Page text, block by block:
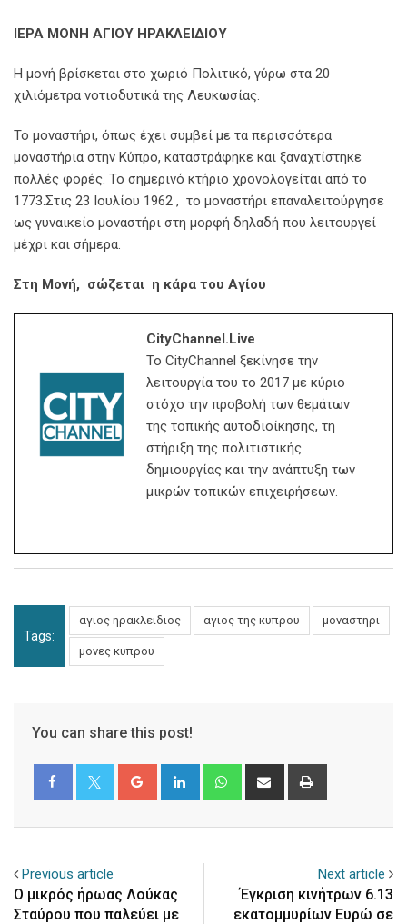
ΙΕΡΑ ΜΟΝΗ ΑΓΙΟΥ ΗΡΑΚΛΕΙΔΙΟΥ
Η μονή βρίσκεται στο χωριό Πολιτικό, γύρω στα 20
χιλιόμετρα νοτιοδυτικά της Λευκωσίας.
Το μοναστήρι, όπως έχει συμβεί με τα περισσότερα
μοναστήρια στην Κύπρο, καταστράφηκε και ξαναχτίστηκε
πολλές φορές. Το σημερινό κτήριο χρονολογείται από το
1773.Στις 23 Ιουλίου 1962 , το μοναστήρι επαναλειτούργησε
ως γυναικείο μοναστήρι στη μορφή δηλαδή που λειτουργεί
μέχρι και σήμερα.
Στη Μονή, σώζεται η κάρα του Αγίου
CityChannel.live
Το CityChannel ξεκίνησε την
λειτουργία του το 2017 με κύριο
στόχο την προβολή των θεμάτων
της τοπικής αυτοδιοίκησης, τη
στήριξη της πολιτιστικής
δημιουργίας και την ανάπτυξη των
μικρών τοπικών επιχειρήσεων.
Tags:
αγιος ηρακλειδιος αγιος της κυπρου μοναστηρι
μονες κυπρου
You can share this post!
Google+ LinkedIn WhatsappShare
Previous article
O μικρός ήρωας Λούκας
Σταύρου που παλεύει με
Next article
Έγκριση κινήτρων 6.13
εκατομμυρίων Ευρώ σε